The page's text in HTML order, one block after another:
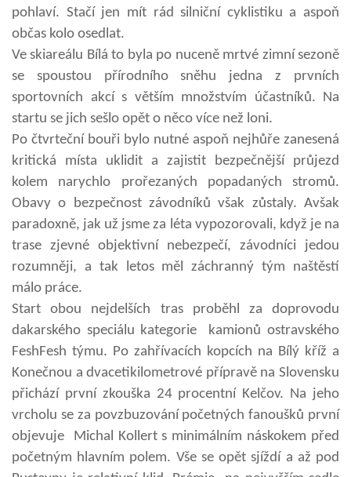
pohlaví. Stačí jen mít rád silniční cyklistiku a aspoň
občas kolo osedlat.
Ve skiareálu Bílá to byla po nuceně mrtvé zimní sezoně
se spoustou přírodního sněhu jedna z prvních
sportovních akcí s větším množstvím účastníků. Na
startu se jich sešlo opět o něco více než loni.
Po čtvrteční bouři bylo nutné aspoň nejhůře zanesená
kritická místa uklidit a zajistit bezpečnější průjezd
kolem narychlo prořezaných popadaných stromů.
Obavy o bezpečnost závodníků však zůstaly. Avšak
paradoxně, jak už jsme za léta vypozorovali, když je na
trase zjevné objektivní nebezpečí, závodníci jedou
rozumněji, a tak letos měl záchranný tým naštěstí
málo práce.
Start obou nejdelších tras proběhl za doprovodu
dakarského speciálu kategorie kamionů ostravského
FeshFesh týmu. Po zahřívacích kopcích na Bílý kříž a
Konečnou a dvacetikilometrové přípravě na Slovensku
přichází první zkouška 24 procentní Kelčov. Na jeho
vrcholu se za povzbuzování početných fanoušků první
objevuje Michal Kollert s minimálním náskokem před
početným hlavním polem. Vše se opět sjíždí a až pod